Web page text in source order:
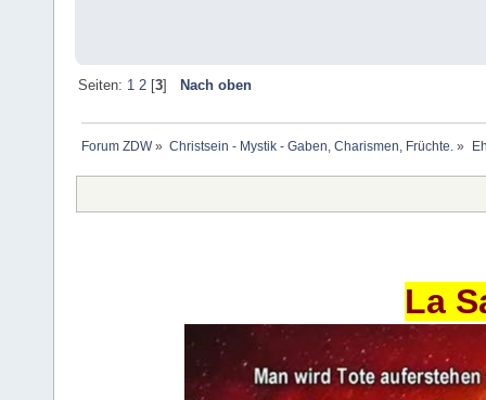
Seiten: 1 2[3] Nach oben
Forum ZDW» Christsein - Mystik - Gaben, Charismen, Früchte. »
La